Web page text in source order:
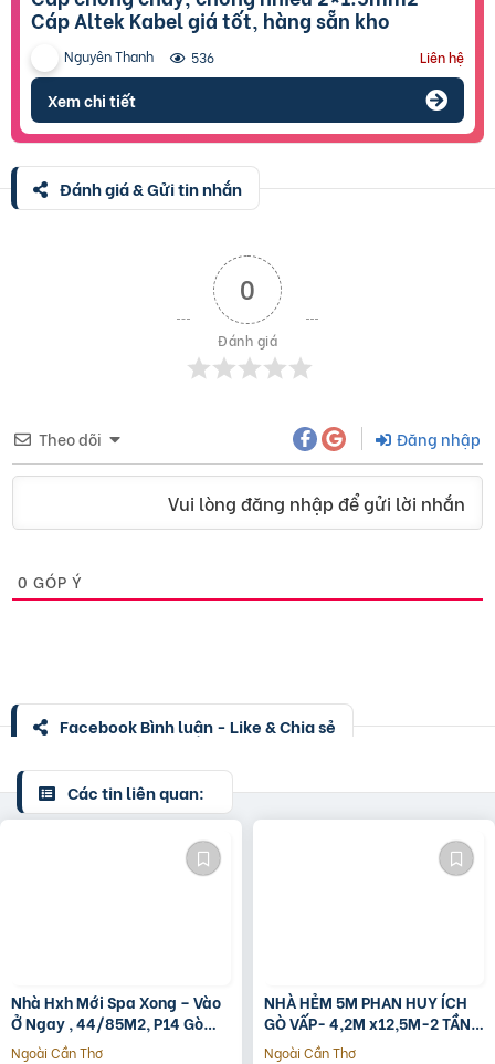
Cáp Altek Kabel giá tốt, hàng sẵn kho
Nguyên Thanh 536 Liên hệ
Xem chi tiết
Đánh giá & Gửi tin nhắn
0
Đánh giá
Theo dõi Đăng nhập
Vui lòng đăng nhập để gửi lời nhắn
0 GÓP Ý
Facebook Bình luận - Like & Chia sẻ
Các tin liên quan:
Nhà Hxh Mới Spa Xong – Vào
Ở Ngay , 44/85M2, P14 Gò
Vấp, Giá 4.X Tỷ
Ngoài Cần Thơ
NHÀ HẺM 5M PHAN HUY ÍCH
GÒ VẤP- 4,2M x12,5M-2 TẦNG
– GIÁ 4,4 TỶ
Ngoài Cần Thơ